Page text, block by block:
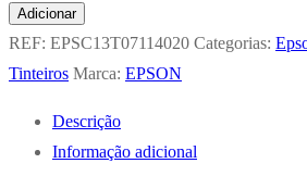
de
Tinteiro
Epson
C13T07114020
Adicionar
REF: EPSC13T07114020 Categorias:
Tinteiros Marca: EPSON
Descrição
Informação adicional